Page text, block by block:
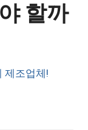
할까
제조업체!